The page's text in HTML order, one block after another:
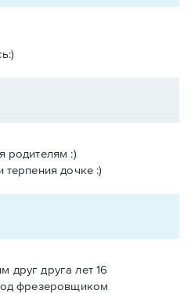
родителям :)
дочке :)
друг друга лет 16
фрезеровщиком